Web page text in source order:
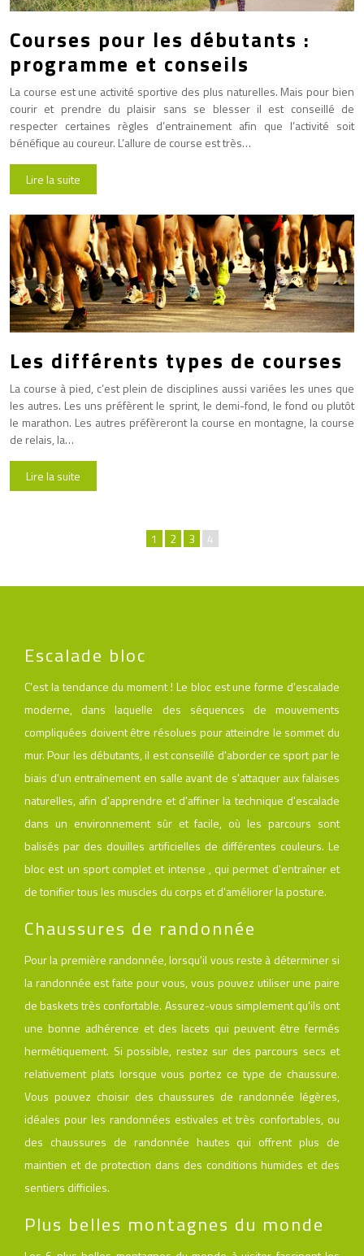
Courses pour les débutants :
programme et conseils
La course est une activité sportive des plus naturelles. Mais pour bien
courir et prendre du plaisir sans se blesser il est conseillé de
respecter certaines règles d’entrainement afin que l’activité soit
bénéfique au coureur. L’allure de course est très…
Lire la suite
Les différents types de courses
La course à pied, c’est plein de disciplines aussi variées les unes que
les autres. Les uns préfèrent le sprint, le demi-fond, le fond ou plutôt
le marathon. Les autres préfèreront la course en montagne, la course
de relais, la…
Lire la suite
1 2 3 4
Escalade bloc
C'est la tendance du moment ! Le bloc est une forme d'escalade
moderne, dans laquelle des séquences de mouvements
compliquées doivent être résolues pour atteindre le sommet du
mur. Pour les débutants, il est conseillé d'aborder ce sport par le
biais d'un entraînement en salle avant de s'attaquer aux falaises
naturelles, afin d'apprendre et d'affiner la technique d'escalade
dans un environnement sûr et facile, où les parcours sont
balisés par des douilles artificielles de différentes couleurs. Le
bloc est un sport complet et intense , qui permet d'entraîner et
de tonifier tous les muscles du corps et d'améliorer la posture.
Chaussures de randonnée
Pour la première randonnée, lorsqu'il vous reste à déterminer si
la randonnée est faite pour vous, vous pouvez utiliser une paire
de baskets très confortable. Assurez-vous simplement qu'ils ont
une bonne adhérence et des lacets qui peuvent être fermés
hermétiquement. Si possible, restez sur des parcours secs et
relativement plats lorsque vous portez ce type de chaussure.
Vous pouvez choisir des chaussures de randonnée légères,
idéales pour les randonnées estivales et très confortables, ou
des chaussures de randonnée hautes qui offrent plus de
maintien et de protection dans des conditions humides et des
sentiers difficiles.
Plus belles montagnes du monde